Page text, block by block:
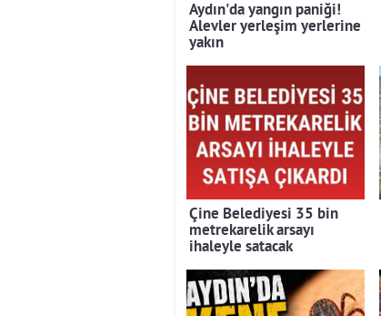
Aydın'da yangın paniği!
Alevler yerleşim yerlerine
yakın
Çine Belediyesi 35 bin
metrekarelik arsayı
ihaleyle satacak